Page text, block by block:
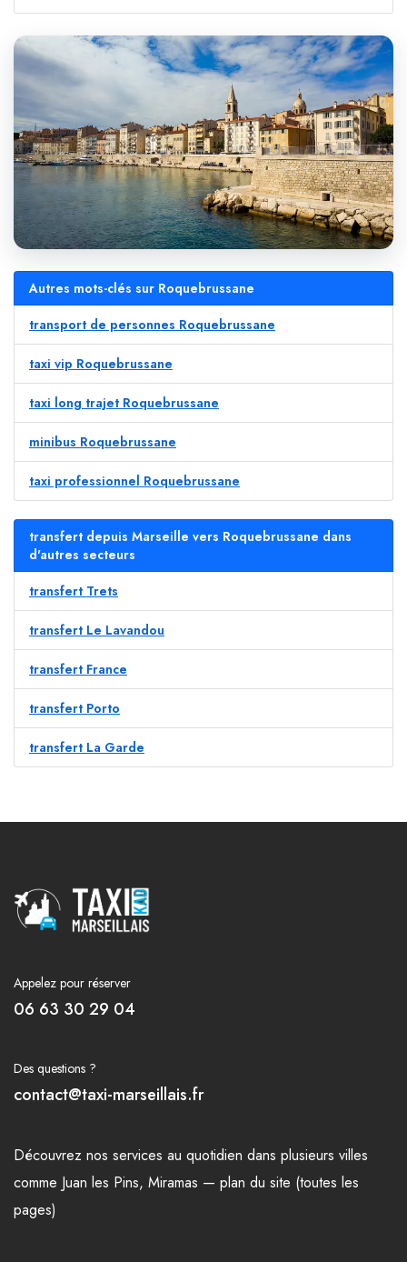
Autres mots-clés sur Roquebrussane
transport de personnes Roquebrussane
taxi vip Roquebrussane
taxi long trajet Roquebrussane
minibus Roquebrussane
taxi professionnel Roquebrussane
transfert depuis Marseille vers Roquebrussane dans
d'autres secteurs
transfert Trets
transfert Le Lavandou
transfert France
transfert Porto
transfert La Garde
Appelez pour réserver
06 63 30 29 04
Des questions ?
contact@taxi-marseillais.fr
Découvrez nos services au quotidien dans plusieurs villes
comme Juan les Pins, Miramas — plan du site (toutes les
pages)